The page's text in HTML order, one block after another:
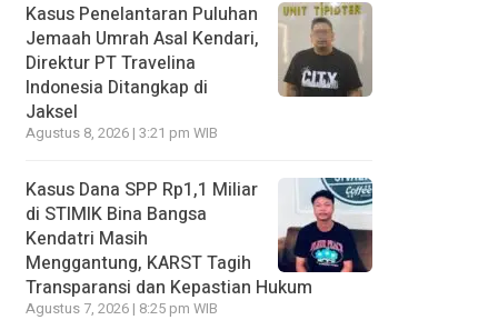
Kasus Penelantaran Puluhan
Jemaah Umrah Asal Kendari,
Direktur PT Travelina
Indonesia Ditangkap di
Jaksel
Agustus 8, 2026 | 3:21 pm WIB
Kasus Dana SPP Rp1,1 Miliar
di STIMIK Bina Bangsa
Kendatri Masih
Menggantung, KARST Tagih
Transparansi dan Kepastian Hukum
Agustus 7, 2026 | 8:25 pm WIB